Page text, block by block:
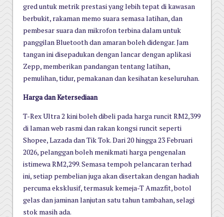
gred untuk metrik prestasi yang lebih tepat di kawasan
berbukit, rakaman memo suara semasa latihan, dan
pembesar suara dan mikrofon terbina dalam untuk
panggilan Bluetooth dan amaran boleh didengar. Jam
tangan ini disepadukan dengan lancar dengan aplikasi
Zepp, memberikan pandangan tentang latihan,
pemulihan, tidur, pemakanan dan kesihatan keseluruhan.
Harga dan Ketersediaan
T-Rex Ultra 2 kini boleh dibeli pada harga runcit RM2,399
di laman web rasmi dan rakan kongsi runcit seperti
Shopee, Lazada dan Tik Tok. Dari 20 hingga 23 Februari
2026, pelanggan boleh menikmati harga pengenalan
istimewa RM2,299. Semasa tempoh pelancaran terhad
ini, setiap pembelian juga akan disertakan dengan hadiah
percuma eksklusif, termasuk kemeja-T Amazfit, botol
gelas dan jaminan lanjutan satu tahun tambahan, selagi
stok masih ada.